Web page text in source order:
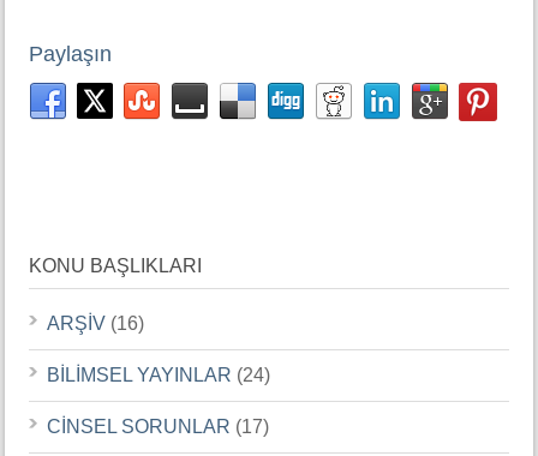
Paylaşın
KONU BAŞLIKLARI
ARŞİV (16)
BİLİMSEL YAYINLAR (24)
CİNSEL SORUNLAR (17)